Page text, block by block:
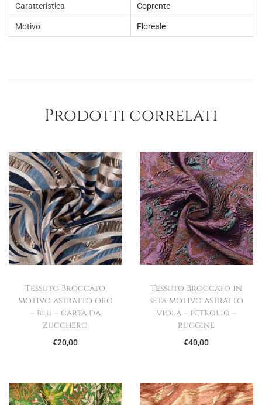
Caratteristica Coprente
Motivo Floreale
Prodotti correlati
Tessuto Broccato
motivo astratto oro
– blu – carta da
zucchero
€20,00
Tessuto Broccato in
seta motivo astratto
viola – petrolio –
ruggine
€40,00